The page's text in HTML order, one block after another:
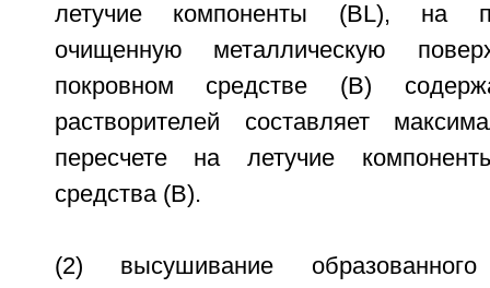
летучие компоненты (BL), на
очищенную металлическую
покровном средстве (В)
растворителей составляет
пересчете на летучие
средства (В).
(2) высушивание